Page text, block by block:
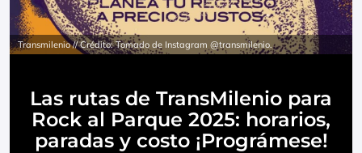
Transmilenio // Crédito: Tomado de Instagram @transmilenio.
Las rutas de TransMilenio para
Rock al Parque 2025: horarios,
paradas y costo ¡Prográmese!